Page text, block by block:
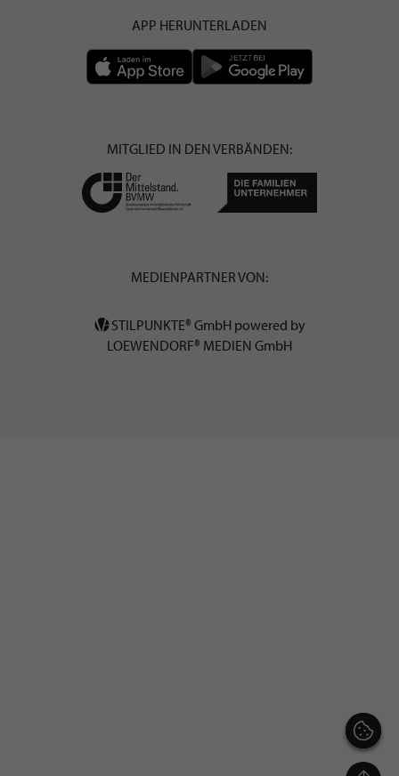
APP HERUNTERLADEN
MITGLIED IN DEN VERBÄNDEN:
MEDIENPARTNER VON:
STILPUNKTE® GmbH powered by
LOEWENDORF® MEDIEN GmbH